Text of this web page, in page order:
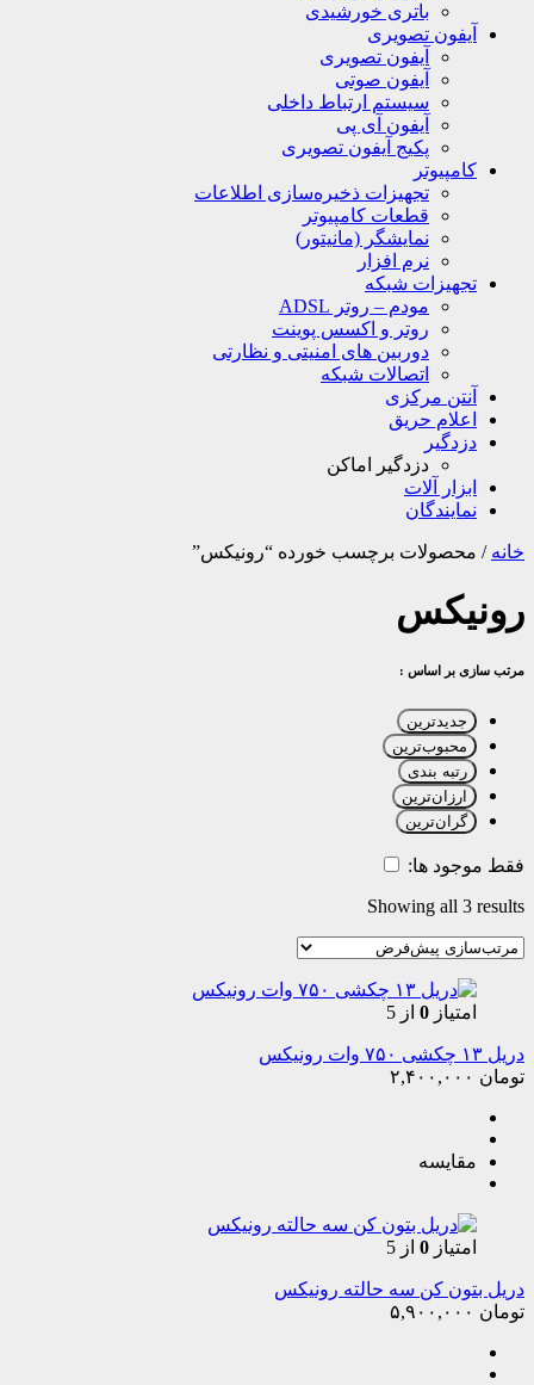
باتری خورشیدی
آیفون تصویری
آیفون تصویری
آیفون صوتی
سیستم ارتباط داخلی
آیفون آی پی
پکیج آیفون تصویری
کامپیوتر
تجهیزات ذخیره‌سازی اطلاعات
قطعات کامپیوتر
نمایشگر (مانیتور)
نرم افزار
تجهیزات شبکه
مودم – روتر ADSL
روتر و اکسس پوینت
دوربین های امنیتی و نظارتی
اتصالات شبکه
آنتن مرکزی
اعلام حریق
دزدگیر
دزدگیر اماکن
ابزار آلات
نمایندگان
خانه / محصولات برچسب خورده “رونیکس”
رونیکس
مرتب سازی بر اساس :
جدیدترین
محبوب‌ترین
رتبه بندی
ارزان‌ترین
گران‌ترین
فقط موجود ها:
Showing all 3 results
امتیاز 0 از 5
دریل ۱۳ چکشی ۷۵۰ وات رونیکس
تومان
مقایسه
امتیاز 0 از 5
دریل بتون کن سه حالته رونیکس
تومان